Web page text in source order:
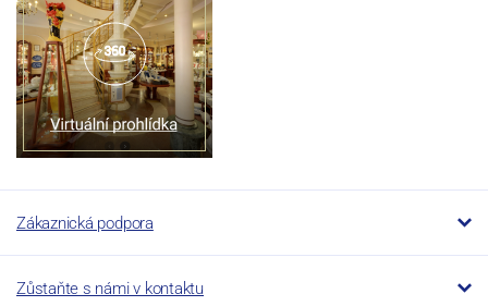
Zákaznická podpora
Zůstaňte s námi v kontaktu